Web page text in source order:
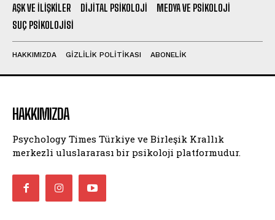
AŞK VE İLIŞKILER
DIJITAL PSIKOLOJI
MEDYA VE PSIKOLOJI
SUÇ PSIKOLOJISI
HAKKIMIZDA GIZLILIK POLITIKASI ABONELIK
HAKKIMIZDA
Psychology Times Türkiye ve Birleşik Krallık
merkezli uluslararası bir psikoloji platformudur.